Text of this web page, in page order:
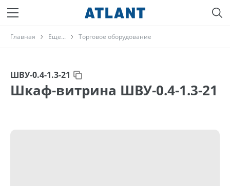
Главная Еще... Торговое оборудование
ШВУ-0.4-1.3-21
Шкаф-витрина ШВУ-0.4-1.3-21